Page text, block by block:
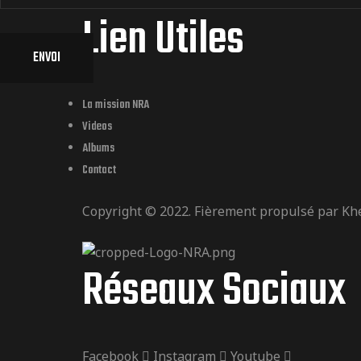
ENVOI Lien Utiles
La mission NRA
Videos
Albums
Contact
Copyright © 2022. Fièrement propulsé par
Réseaux Sociaux
Facebook Instagram Youtube